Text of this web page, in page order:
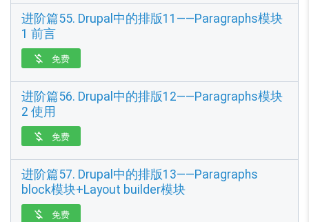
进阶篇55. Drupal中的排版11——Paragraphs模块
1 前言
 免费
进阶篇56. Drupal中的排版12——Paragraphs模块
2 使用
 免费
进阶篇57. Drupal中的排版13——Paragraphs
block模块+Layout builder模块
 免费